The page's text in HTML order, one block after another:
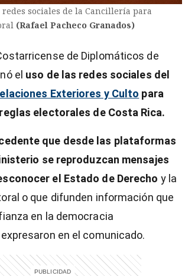
sociales de la Cancillería para
(Rafael Pacheco Granados)
de Diplomáticos de
el uso de las redes sociales del
Exteriores y Culto para
electorales de Costa Rica.
que desde las plataformas
se reproduzcan mensajes
el Estado de Derecho y la
o que difunden información que
en la democracia
en el comunicado.